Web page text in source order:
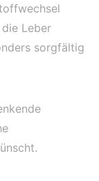
Leber
sorgfältig